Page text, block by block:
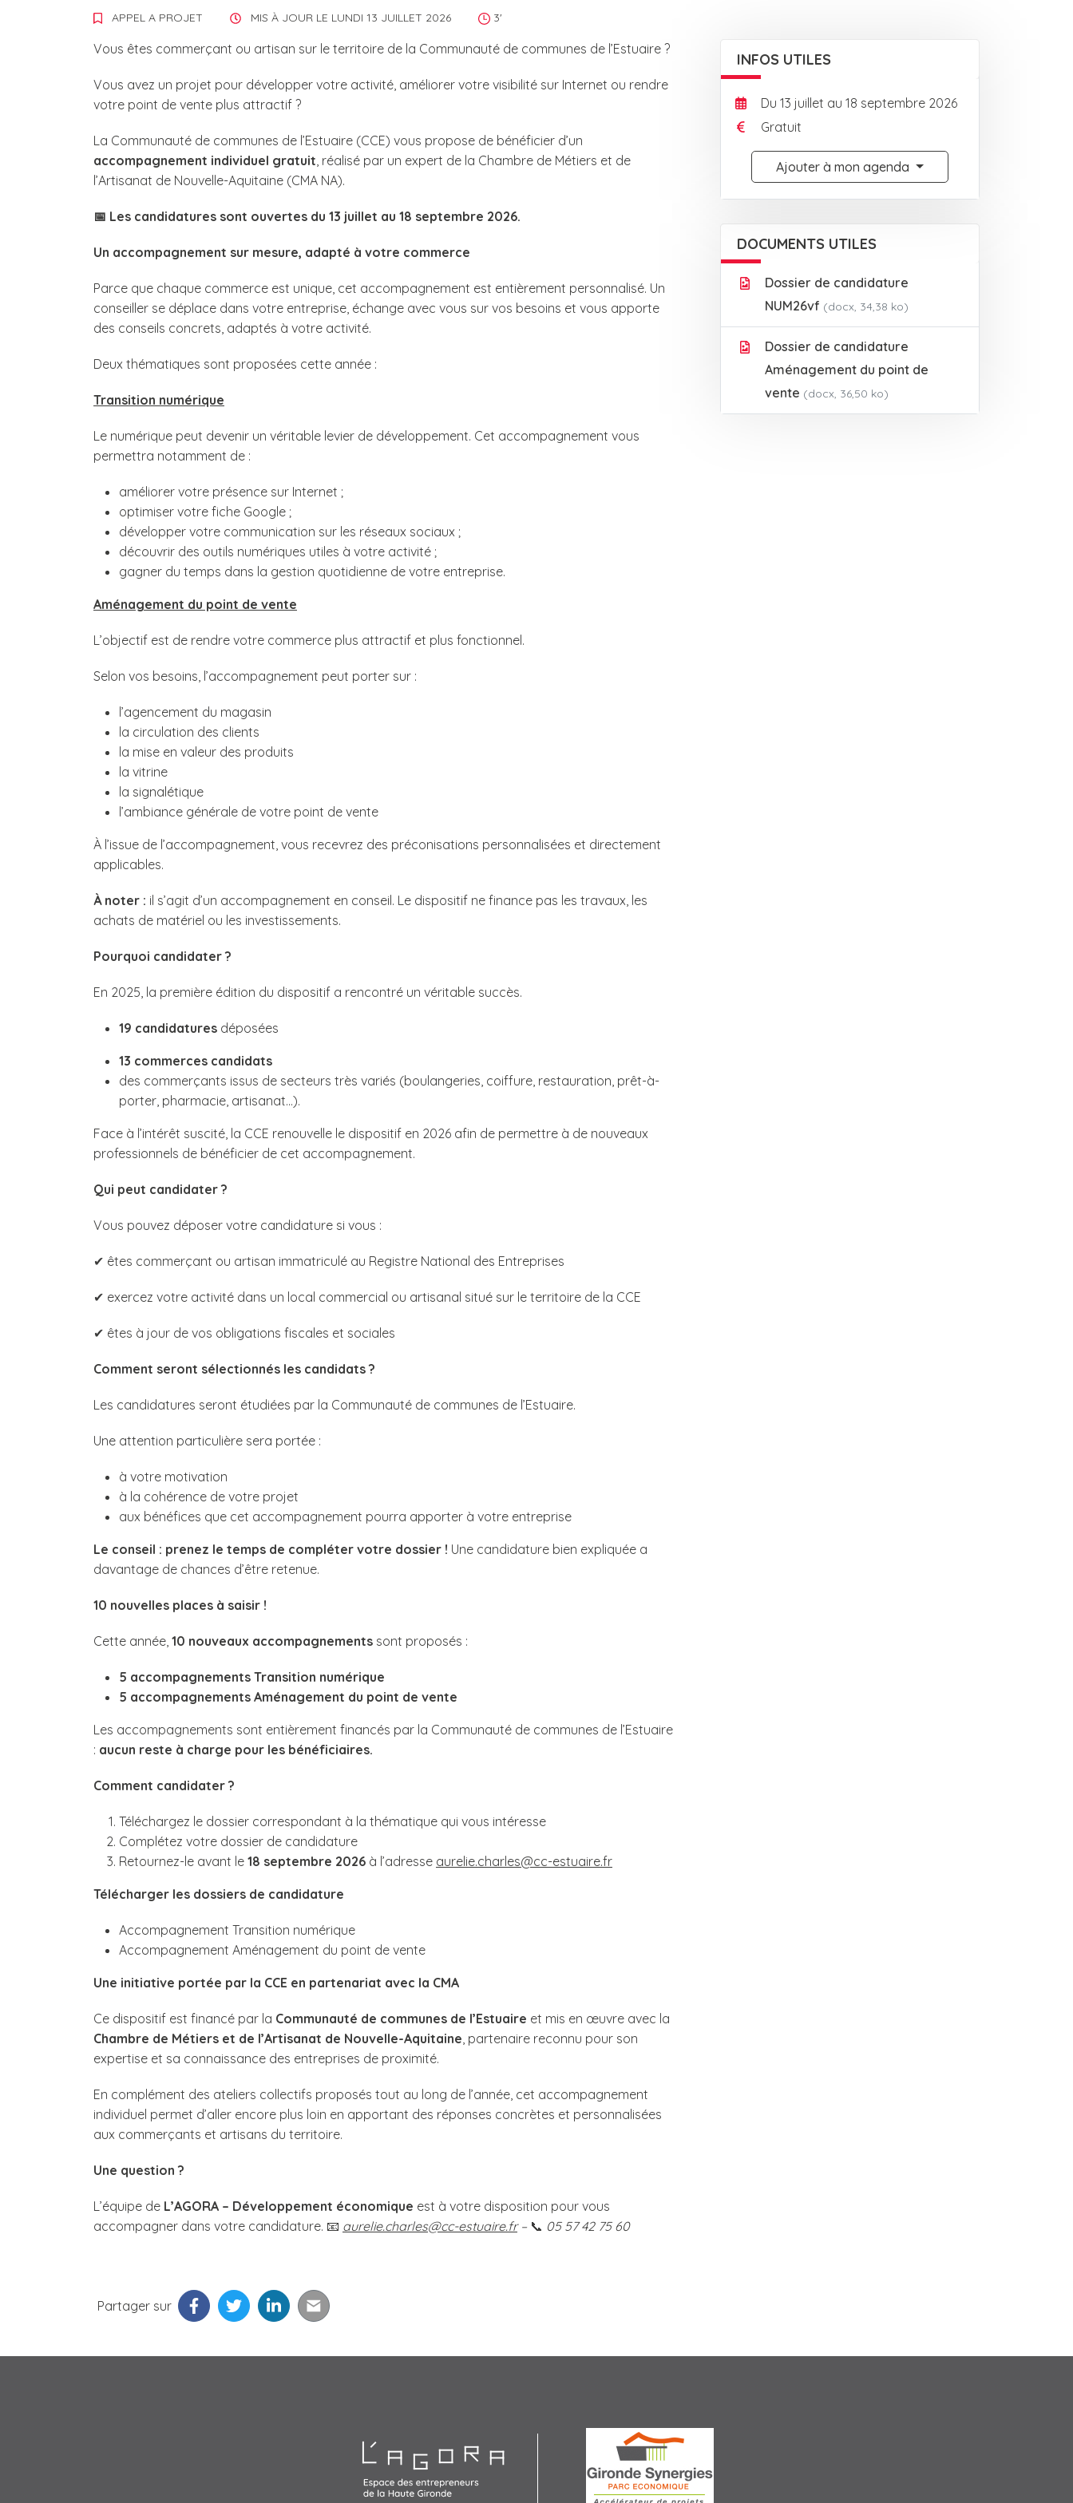
APPEL A PROJET MIS À JOUR LE LUNDI 13 JUILLET 2026 3'
Vous êtes commerçant ou artisan sur le territoire de la Communauté de communes de l’Estuaire ?
Vous avez un projet pour développer votre activité, améliorer votre visibilité sur Internet ou rendre
votre point de vente plus attractif ?
La Communauté de communes de l’Estuaire (CCE) vous propose de bénéficier d’un
accompagnement individuel gratuit, réalisé par un expert de la Chambre de Métiers et de
l’Artisanat de Nouvelle-Aquitaine (CMA NA).
📅 Les candidatures sont ouvertes du 13 juillet au 18 septembre 2026.
Un accompagnement sur mesure, adapté à votre commerce
Parce que chaque commerce est unique, cet accompagnement est entièrement personnalisé. Un
conseiller se déplace dans votre entreprise, échange avec vous sur vos besoins et vous apporte
des conseils concrets, adaptés à votre activité.
Deux thématiques sont proposées cette année :
Transition numérique
Le numérique peut devenir un véritable levier de développement. Cet accompagnement vous
permettra notamment de :
améliorer votre présence sur Internet ;
optimiser votre fiche Google ;
développer votre communication sur les réseaux sociaux ;
découvrir des outils numériques utiles à votre activité ;
gagner du temps dans la gestion quotidienne de votre entreprise.
Aménagement du point de vente
L’objectif est de rendre votre commerce plus attractif et plus fonctionnel.
Selon vos besoins, l’accompagnement peut porter sur :
l’agencement du magasin
la circulation des clients
la mise en valeur des produits
la vitrine
la signalétique
l’ambiance générale de votre point de vente
À l’issue de l’accompagnement, vous recevrez des préconisations personnalisées et directement
applicables.
À noter : il s’agit d’un accompagnement en conseil. Le dispositif ne finance pas les travaux, les
achats de matériel ou les investissements.
Pourquoi candidater ?
En 2025, la première édition du dispositif a rencontré un véritable succès.
19 candidatures déposées
13 commerces candidats
des commerçants issus de secteurs très variés (boulangeries, coiffure, restauration, prêt-à-
porter, pharmacie, artisanat…).
Face à l’intérêt suscité, la CCE renouvelle le dispositif en 2026 afin de permettre à de nouveaux
professionnels de bénéficier de cet accompagnement.
Qui peut candidater ?
Vous pouvez déposer votre candidature si vous :
✔ êtes commerçant ou artisan immatriculé au Registre National des Entreprises
✔ exercez votre activité dans un local commercial ou artisanal situé sur le territoire de la CCE
✔ êtes à jour de vos obligations fiscales et sociales
Comment seront sélectionnés les candidats ?
Les candidatures seront étudiées par la Communauté de communes de l’Estuaire.
Une attention particulière sera portée :
à votre motivation
à la cohérence de votre projet
aux bénéfices que cet accompagnement pourra apporter à votre entreprise
Le conseil : prenez le temps de compléter votre dossier ! Une candidature bien expliquée a
davantage de chances d’être retenue.
10 nouvelles places à saisir !
Cette année, 10 nouveaux accompagnements sont proposés :
5 accompagnements Transition numérique
5 accompagnements Aménagement du point de vente
Les accompagnements sont entièrement financés par la Communauté de communes de l’Estuaire
: aucun reste à charge pour les bénéficiaires.
Comment candidater ?
Téléchargez le dossier correspondant à la thématique qui vous intéresse
Complétez votre dossier de candidature
Retournez-le avant le 18 septembre 2026 à l’adresse aurelie.charles@cc-estuaire.fr
Télécharger les dossiers de candidature
Accompagnement Transition numérique
Accompagnement Aménagement du point de vente
Une initiative portée par la CCE en partenariat avec la CMA
Ce dispositif est financé par la Communauté de communes de l’Estuaire et mis en œuvre avec la
Chambre de Métiers et de l’Artisanat de Nouvelle-Aquitaine, partenaire reconnu pour son
expertise et sa connaissance des entreprises de proximité.
En complément des ateliers collectifs proposés tout au long de l’année, cet accompagnement
individuel permet d’aller encore plus loin en apportant des réponses concrètes et personnalisées
aux commerçants et artisans du territoire.
Une question ?
L’équipe de L’AGORA – Développement économique est à votre disposition pour vous
accompagner dans votre candidature. 📧 aurelie.charles@cc-estuaire.fr– 📞 05 57 42 75 60
INFOS UTILES
Du 13 juillet au 18 septembre 2026
Gratuit
Ajouter à mon agenda
DOCUMENTS UTILES
Dossier de candidature
NUM26vf (docx, 34,38 ko)
Dossier de candidature
Aménagement du point de
vente (docx, 36,50 ko)
Partager sur